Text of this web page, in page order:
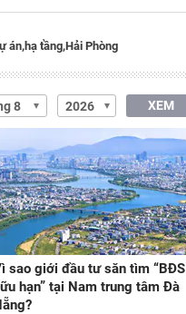
án,hạ tầng,Hải Phòng
XEM
sao giới đầu tư săn tìm “BĐS
hạn” tại Nam trung tâm Đà